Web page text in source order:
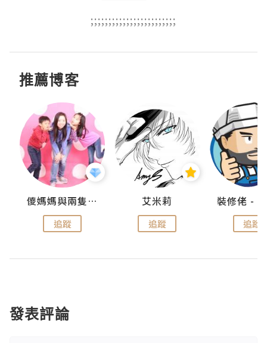
;;;;;;;;;;;;;;;;;;;;;;;;
推薦博客
儍媽媽與兩隻小魔怪之家
追蹤
艾米莉
追蹤 追蹤
發表評論